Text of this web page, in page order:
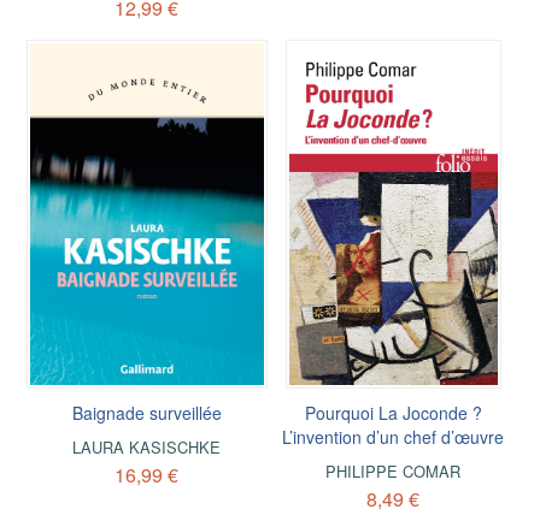
12,99 €
Baignade surveillée
LAURA KASISCHKE
16,99 €
Pourquoi La Joconde ?
L’invention d’un chef d’œuvre
PHILIPPE COMAR
8,49 €